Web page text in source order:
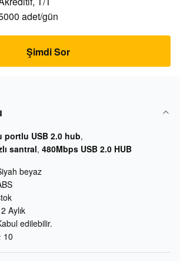
adet/gün
Şimdi Sor
portlu USB 2.0 hub,
santral, 480Mbps USB 2.0 HUB
beyaz
Aylık
edilebilir.
10